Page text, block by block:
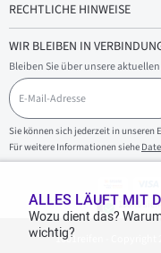
RECHTLICHE HINWEISE
WIR BLEIBEN IN
Bleiben Sie über unsere
E
-
M
a
i
l
Sie können sich jederzeit in unseren
Für weitere Informationen siehe
100 %
1001reifen - Copyright
ALLES LÄUFT MIT
Wozu dient das?
wichtig?